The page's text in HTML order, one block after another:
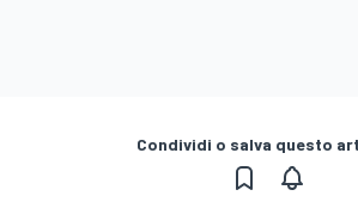
Condividi o salva questo